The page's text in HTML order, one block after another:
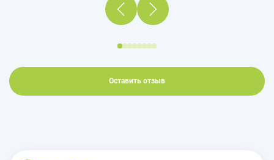
Оставить отзыв